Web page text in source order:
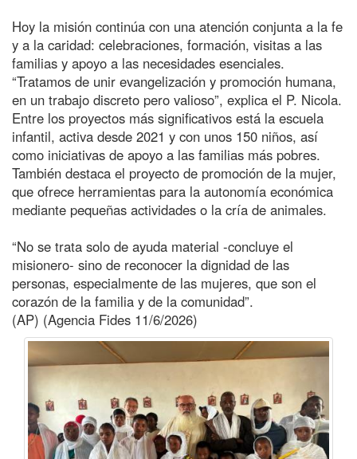
Hoy la misión continúa con una atención conjunta a la fe
y a la caridad: celebraciones, formación, visitas a las
familias y apoyo a las necesidades esenciales.
“Tratamos de unir evangelización y promoción humana,
en un trabajo discreto pero valioso”, explica el P. Nicola.
Entre los proyectos más significativos está la escuela
infantil, activa desde 2021 y con unos 150 niños, así
como iniciativas de apoyo a las familias más pobres.
También destaca el proyecto de promoción de la mujer,
que ofrece herramientas para la autonomía económica
mediante pequeñas actividades o la cría de animales.
“No se trata solo de ayuda material -concluye el
misionero- sino de reconocer la dignidad de las
personas, especialmente de las mujeres, que son el
corazón de la familia y de la comunidad”.
(AP) (Agencia Fides 11/6/2026)